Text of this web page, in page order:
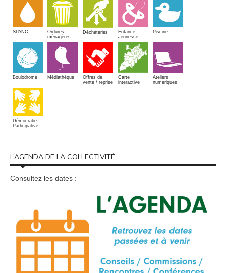
SPANC
Ordures
ménagères
Déchèteries
Enfance-
Jeunesse
Piscine
Boulodrome Médiathèque
Offres de
vente / reprise
Carte
interactive
Ateliers
numériques
Démocratie
Participative
L’AGENDA DE LA COLLECTIVITÉ
Consultez les dates :